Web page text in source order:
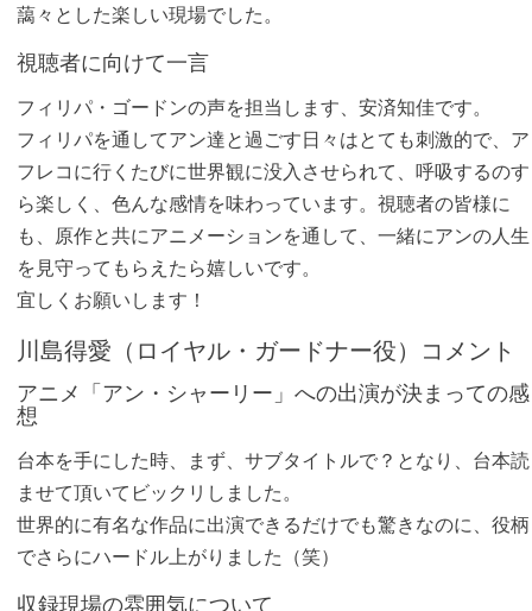
藹々とした楽しい現場でした。
視聴者に向けて一言
フィリパ・ゴードンの声を担当します、安済知佳です。
フィリパを通してアン達と過ごす日々はとても刺激的で、ア
フレコに行くたびに世界観に没入させられて、呼吸するのす
ら楽しく、色んな感情を味わっています。視聴者の皆様に
も、原作と共にアニメーションを通して、一緒にアンの人生
を見守ってもらえたら嬉しいです。
宜しくお願いします！
川島得愛（ロイヤル・ガードナー役）コメント
アニメ「アン・シャーリー」への出演が決まっての感
想
台本を手にした時、まず、サブタイトルで？となり、台本読
ませて頂いてビックリしました。
世界的に有名な作品に出演できるだけでも驚きなのに、役柄
でさらにハードル上がりました（笑）
収録現場の雰囲気について